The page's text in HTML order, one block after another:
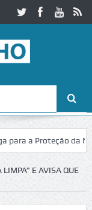
a Proteção da
de Cerveira
E AVISA QUE